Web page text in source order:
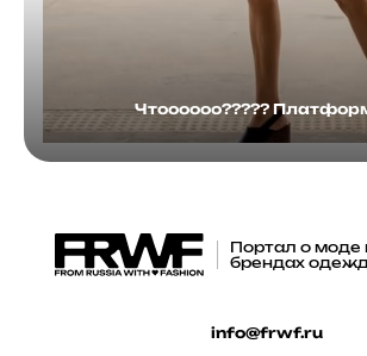
Чтоооооо?????
Портал о моде
брендах
info@frwf.ru